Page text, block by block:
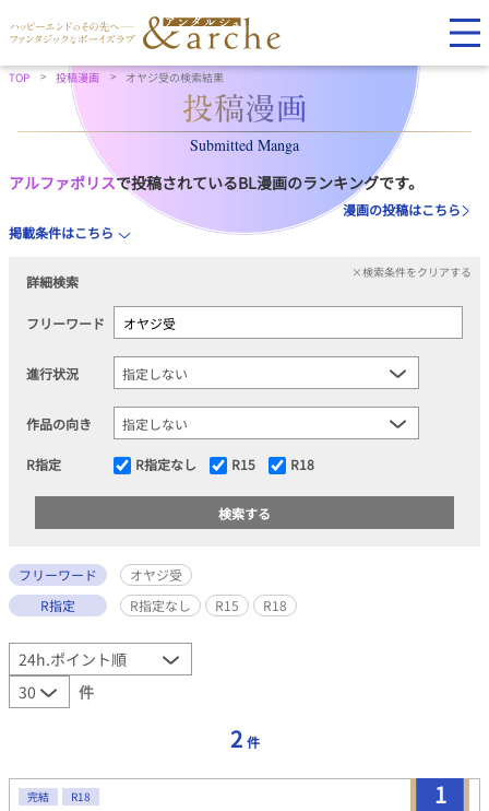
TOP 投稿漫画 オヤジ受の検索結果
Submitted Manga
アルファポリスで投稿されているBL漫画のランキングです。
漫画の投稿はこちら
掲載条件はこちら
詳細検索
×検索条件をクリアする
フリーワード
進行状況
作品の向き
R指定 R指定なし R15 R18
フリーワード
オヤジ受
R指定
R指定なし R15 R18
件
2 件
1
完結 R18